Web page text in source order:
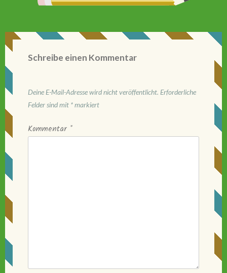
Schreibe einen Kommentar
Deine E-Mail-Adresse wird nicht veröffentlicht. Erforderliche
Felder sind mit *markiert
Kommentar *